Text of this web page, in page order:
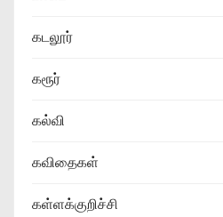
கடலூர்
கரூர்
கல்வி
கவிதைகள்
கள்ளக்குறிச்சி